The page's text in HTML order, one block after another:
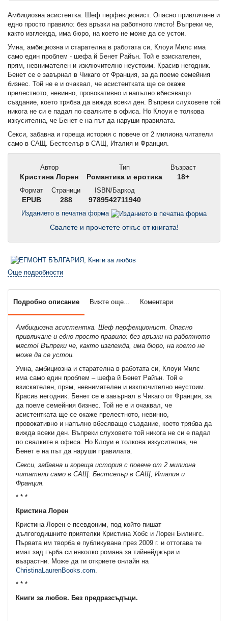
Амбициозна асистентка. Шеф перфекционист. Опасно привличане и
едно просто правило: без връзки на работното място! Въпреки че,
както изглежда, има бюро, на което не може да се устои.
Умна, амбициозна и старателна в работата си, Клоуи Милс има
само един проблем - шефа й Бенет Райън. Той е взискателен,
прям, невнимателен и изключително неустоим. Красив негодник.
Бенет се е завърнал в Чикаго от Франция, за да поеме семейния
бизнес. Той не е и очаквал, че асистентката ще се окаже
прелестното, невинно, провокативно и напълно вбесяващо
създание, което трябва да вижда всеки ден. Въпреки слуховете той
никога не си е падал по свалките в офиса. Но Клоуи е толкова
изкусителна, че Бенет е на път да наруши правилата.
Секси, забавна и гореща история с повече от 2 милиона читатели
само в САЩ. Бестселър в САЩ, Италия и Франция.
Автор
Кристина Лорен
Тип
Романтика и еротика
Възраст
18+
Формат
EPUB
Страници
288
ISBN/Баркод
9789542711940
Изданието в печатна форма
Свалете и прочетете откъс от книгата!
Още подробности
Подробно описание Вижте още... Коментари
Амбициозна асистентка. Шеф перфекционист. Опасно
привличане и едно просто правило: без връзки на работното
място! Въпреки че, както изглежда, има бюро, на което не
може да се устои.
Умна, амбициозна и старателна в работата си, Клоуи Милс
има само един проблем – шефа й Бенет Райън. Той е
взискателен, прям, невнимателен и изключително неустоим.
Красив негодник. Бенет се е завърнал в Чикаго от Франция, за
да поеме семейния бизнес. Той не е и очаквал, че
асистентката ще се окаже прелестното, невинно,
провокативно и напълно вбесяващо създание, което трябва да
вижда всеки ден. Въпреки слуховете той никога не си е падал
по свалките в офиса. Но Клоуи е толкова изкусителна, че
Бенет е на път да наруши правилата.
Секси, забавна и гореща история с повече от 2 милиона
читатели само в САЩ. Бестселър в САЩ, Италия и
Франция.
* * *
Кристина Лорен
Кристина Лорен е псевдоним, под който пишат
дългогодишните приятелки Кристина Хобс и Лорен Билингс.
Първата им творба е публикувана през 2009 г. и оттогава те
имат зад гърба си няколко романа за тийнейджъри и
възрастни. Може да ги откриете онлайн на
ChristinaLaurenBooks.com
* * *
Книги за любов. Без предразсъдъци.